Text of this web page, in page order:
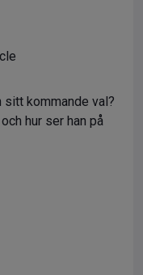
sitt kommande val?
hur ser han på